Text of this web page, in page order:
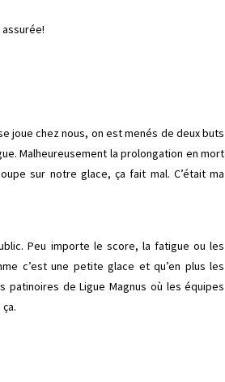
joue chez nous, on est menés de deux buts
Malheureusement la prolongation en mort
sur notre glace, ça fait mal. C’était ma
Peu importe le score, la fatigue ou les
c’est une petite glace et qu’en plus les
de Ligue Magnus où les équipes